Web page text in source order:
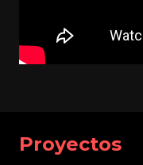
Proyectos